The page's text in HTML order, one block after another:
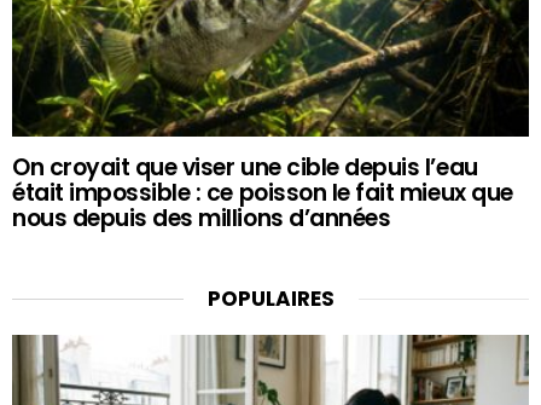
On croyait que viser une cible depuis l’eau
était impossible : ce poisson le fait mieux que
nous depuis des millions d’années
POPULAIRES